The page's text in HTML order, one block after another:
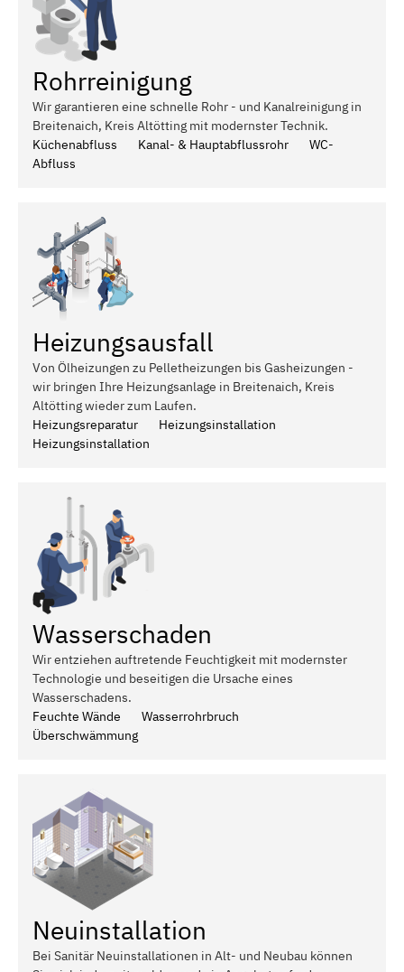
Rohrreinigung
Wir garantieren eine schnelle Rohr - und Kanalreinigung in
Breitenaich, Kreis Altötting mit modernster Technik.
Küchenabfluss
Kanal- & Hauptabflussrohr
WC-
Abfluss
Heizungsausfall
Von Ölheizungen zu Pelletheizungen bis Gasheizungen -
wir bringen Ihre Heizungsanlage in Breitenaich, Kreis
Altötting wieder zum Laufen.
Heizungsreparatur
Heizungsinstallation
Heizungsinstallation
Wasserschaden
Wir entziehen auftretende Feuchtigkeit mit modernster
Technologie und beseitigen die Ursache eines
Wasserschadens.
Feuchte Wände
Wasserrohrbruch
Überschwämmung
Neuinstallation
Bei Sanitär Neuinstallationen in Alt- und Neubau können